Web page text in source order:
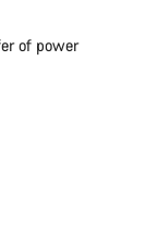
of power